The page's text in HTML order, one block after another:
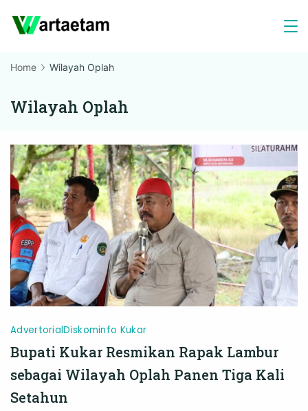
Home Wilayah Oplah
Wilayah Oplah
AdvertorialDiskominfo Kukar
Bupati Kukar Resmikan Rapak Lambur
sebagai Wilayah Oplah Panen Tiga Kali
Setahun